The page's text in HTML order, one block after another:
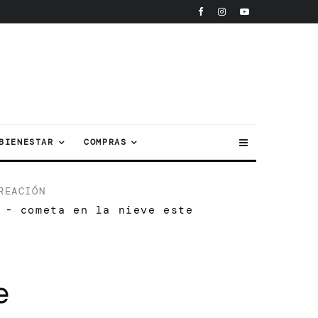
COMPRAS
- cometa en la nieve este